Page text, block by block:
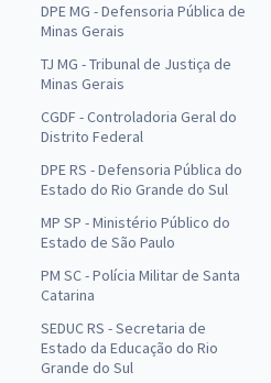
DPE MG - Defensoria Pública de
Minas Gerais
TJ MG - Tribunal de Justiça de
Minas Gerais
CGDF - Controladoria Geral do
Distrito Federal
DPE RS - Defensoria Pública do
Estado do Rio Grande do Sul
MP SP - Ministério Público do
Estado de São Paulo
PM SC - Polícia Militar de Santa
Catarina
SEDUC RS - Secretaria de
Estado da Educação do Rio
Grande do Sul